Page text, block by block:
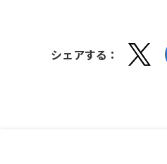
シェアする：